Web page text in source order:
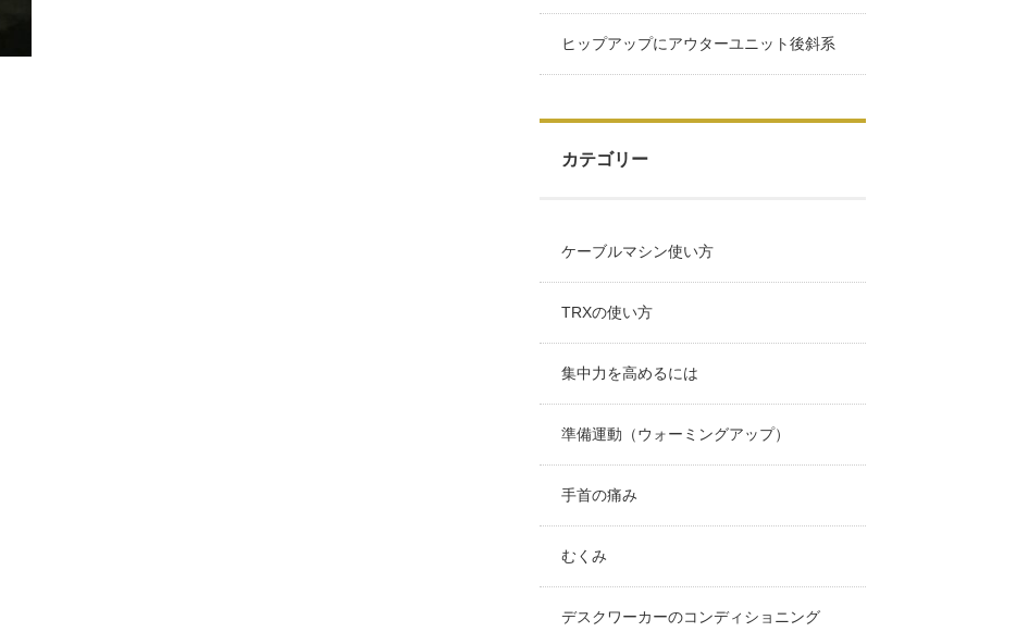
ヒップアップにアウターユニット後斜系
カテゴリー
ケーブルマシン使い方
TRXの使い方
集中力を高めるには
準備運動（ウォーミングアップ）
手首の痛み
むくみ
デスクワーカーのコンディショニング